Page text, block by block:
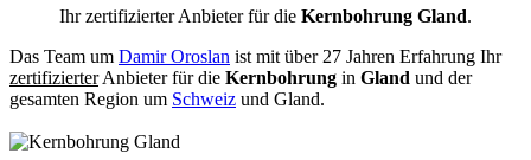
Ihr zertifizierter Anbieter für die Kernbohrung Gland.
Das Team um Damir Oroslan ist mit über 27 Jahren Erfahrung Ihr
zertifizierterAnbieter für die Kernbohrung in Gland und der
gesamten Region um Schweiz und Gland.